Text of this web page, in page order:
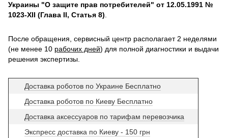
Украины "О защите прав потребителей" от 12.05.1991 №
1023-XII (Глава II, Статья 8).
После обращения, сервисный центр располагает 2 неделями
(не менее 10 рабочих дней) для полной диагностики и выдачи
решения экспертизы.
Доставка роботов по Украине Бесплатно
Доставка роботов по Киеву Бесплатно
Доставка аксессуаров по тарифам перевозчика
Экспресс доставка по Киеву - 150 грн